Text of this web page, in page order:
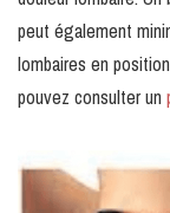
peut également
lombaires en
pouvez consulter un